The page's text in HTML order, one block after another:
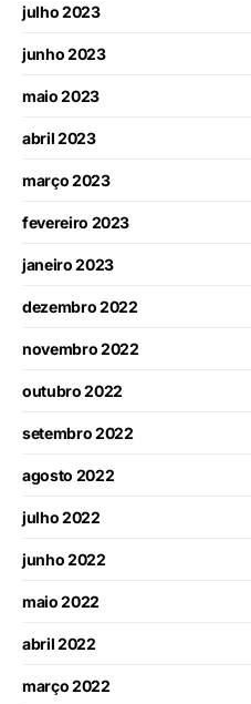
julho 2023
junho 2023
maio 2023
abril 2023
março 2023
fevereiro 2023
janeiro 2023
dezembro 2022
novembro 2022
outubro 2022
setembro 2022
agosto 2022
julho 2022
junho 2022
maio 2022
abril 2022
março 2022